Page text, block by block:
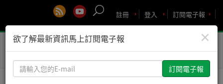
訂閱電子報
登入
註冊
Toggle
×
欲了解最新資訊馬上訂閱電子報
請
輸